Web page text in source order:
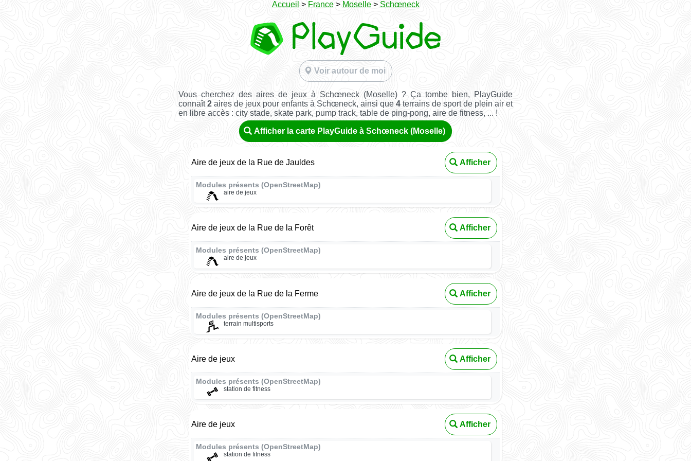
Accueil > France> Moselle> Schœneck
Voir autour de moi
Vous cherchez des aires de jeux à Schœneck (Moselle) ? Ça tombe bien, PlayGuide
connaît2 aires de jeux pour enfants à Schœneck, ainsi que 4 terrains de sport de plein air et
en libre accès : city stade, skate park, pump track, table de ping-pong, aire de fitness, ... !
Afficher la carte PlayGuide à Schœneck (Moselle)
Aire de jeux de la Rue de Jauldes Afficher
Modules présents (OpenStreetMap)
aire de jeux
Aire de jeux de la Rue de la Forêt Afficher
Modules présents (OpenStreetMap)
aire de jeux
Aire de jeux de la Rue de la Ferme Afficher
Modules présents (OpenStreetMap)
terrain multisports
Aire de jeux Afficher
Modules présents (OpenStreetMap)
station de fitness
Aire de jeux Afficher
Modules présents (OpenStreetMap)
station de fitness